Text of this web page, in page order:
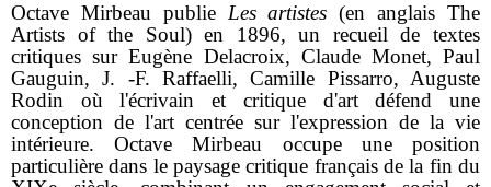
Octave Mirbeau publie Les artistes(en anglais The
Artists of the Soul) en 1896, un recueil de textes
critiques sur Eugène Delacroix, Claude Monet, Paul
Gauguin, J. -F. Raffaelli, Camille Pissarro, Auguste
Rodin où l'écrivain et critique d'art défend une
conception de l'art centrée sur l'expression de la vie
intérieure. Octave Mirbeau occupe une position
particulière dans le paysage critique français de la fin du